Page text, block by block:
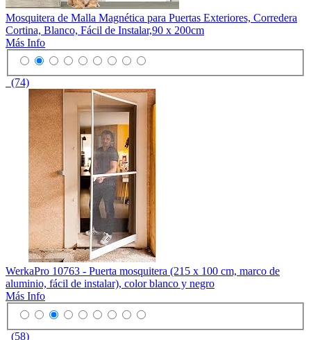
Mosquitera de Malla Magnética para Puertas Exteriores, Corredera
Cortina, Blanco, Fácil de Instalar,90 x 200cm
Más Info
(74)
WerkaPro 10763 - Puerta mosquitera (215 x 100 cm, marco de
aluminio, fácil de instalar), color blanco y negro
Más Info
(58)